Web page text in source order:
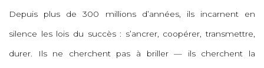
Depuis plus de 300 millions d’années, ils incarnent en
silence les lois du succès : s’ancrer, coopérer, transmettre,
durer. Ils ne cherchent pas à briller — ils cherchent la